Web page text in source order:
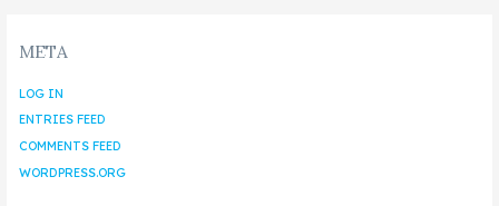
META
LOG IN
ENTRIES FEED
COMMENTS FEED
WORDPRESS.ORG